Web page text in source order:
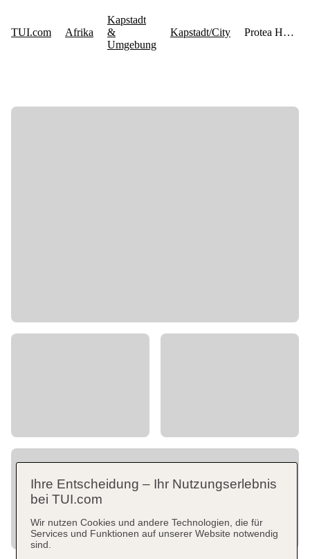
Ihre Entscheidung – Ihr Nutzungserlebnis
bei TUI.com
Wir nutzen Cookies und andere Technologien, die für
Services und Funktionen auf unserer Website notwendig
sind.